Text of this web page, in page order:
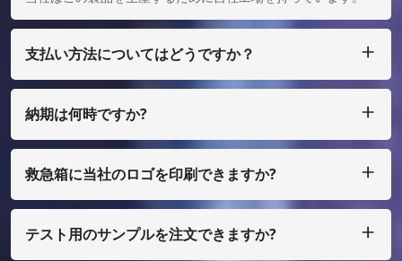
支払い方法についてはどうですか？
は、ペイパル、ウェスタン ユニオン、マネーグラム、エスク
ローなどで支払うことができます。
納期は何時ですか?
救急箱に当社のロゴを印刷できますか?
とができます、ほんの少量で、あなたはフィルムコストを支払
う必要があります
テスト用のサンプルを注文できますか?